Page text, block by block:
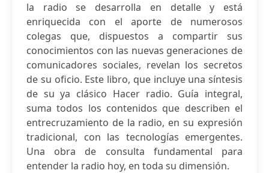
la radio se desarrolla en detalle y está
enriquecida con el aporte de numerosos
colegas que, dispuestos a compartir sus
conocimientos con las nuevas generaciones de
comunicadores sociales, revelan los secretos
de su oficio. Este libro, que incluye una síntesis
de su ya clásico Hacer radio. Guía integral,
suma todos los contenidos que describen el
entrecruzamiento de la radio, en su expresión
tradicional, con las tecnologías emergentes.
Una obra de consulta fundamental para
entender la radio hoy, en toda su dimensión.